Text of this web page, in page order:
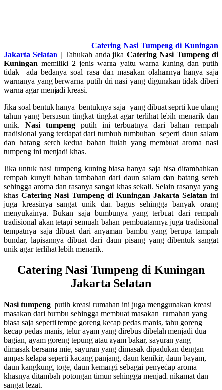
Catering Nasi Tumpeng di Kuningan
Jakarta Selatan |Tahukah anda jika Catering Nasi Tumpeng di
Kuningan memiliki 2 jenis warna yaitu warna kuning dan putih
tidak ada bedanya soal rasa dan masakan olahannya hanya saja
warnanya yang berwarna putih dri nasi yang digunakan tidak diberi
warna agar menjadi kreasi.
Jika soal bentuk hanya bentuknya saja yang dibuat seprti kue ulang
tahun yang bersusun tingkat tingkat agar terlihat lebih menarik dan
unik. Nasi tumpengputih ini terbuatnya dari bahan rempah
tradisional yang terdapat dari tumbuh tumbuhan seperti daun salam
dan batang sereh kedua bahan itulah yang membuat aroma nasi
tumpeng ini menjadi khas.
Jika untuk nasi tumpeng kuning biasa hanya saja bisa ditambahkan
rempah kunyit bahan tambahan dari daun salam dan batang sereh
sehingga aroma dan rasanya sangat khas sekali. Selain rasanya yang
khas Catering Nasi Tumpeng di Kuningan Jakarta Selatan ini
juga kreasinya sangat unik dan bagus sehingga banyak orang
menyukainya. Bukan saja bumbunya yang terbuat dari rempah
tradisional akan tetapi semuah bahan pembuatannya juga tradisional
tempatnya saja dibuat dari anyaman bambu yang berupa tampah
bundar, lapisannya dibuat dari daun pisang yang dibentuk sangat
unik agar terlihat lebih menarik.
Catering Nasi Tumpeng di Kuningan
Jakarta Selatan
Nasi tumpeng putih kreasi rumahan ini juga menggunakan kreasi
masakan dari bumbu sehingga membuat masakan rumahan yang
biasa saja seperti tempe goreng kecap pedas manis, tahu goreng
kecap pedas manis, telur ayam yang direbus dibelah menjadi dua
bagian, ayam goreng tepung atau ayam bakar, sayuran yang
dimasak bersama mie, sayuran yang dimasak dipadukan dengan
ampas kelapa seperti kacang panjang, daun kenikir, daun bayam,
daun kangkung, toge, daun kemangi sebagai penyedap aroma
khasnya ditambah potongan timun sehingga menjadi nikamat dan
sangat lezat.